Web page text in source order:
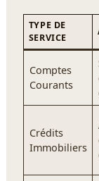
TYPE DE
SERVICE
Comptes
Courants
Crédits
Immobiliers